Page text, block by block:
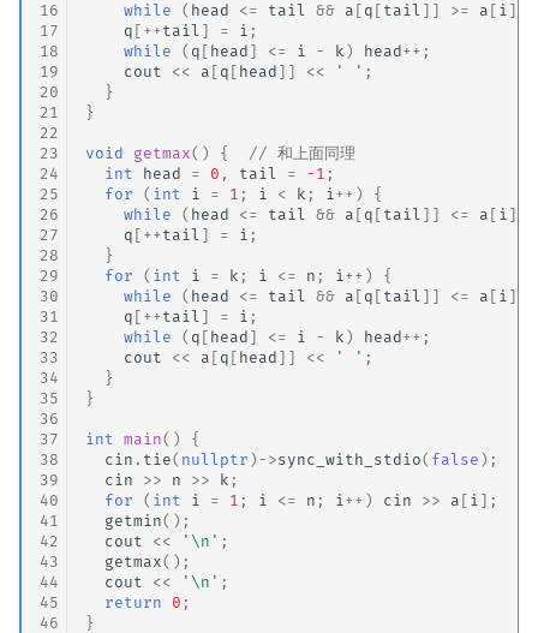
16
17
18
19
20
21
22
23
24
25
26
27
28
29
30
31
32
33
34
35
36
37
38
39
40
41
42
43
44
45
46
while
( head <= tail && a [ q [ tail ]] >= a [ i ])
q [ ++ tail ] = i ;
while
( q [ head ] <= i - k ) head++ ;
cout
<< a [ q [ head ]] << ' ' ;
}
}
void getmax() {
// 和上面同理
int
head = 0 , tail = -1 ;
for
( int i = 1 ; i < k ; i ++ )
{
while
( head <= tail && a [ q [ tail ]] <= a [ i ])
q [ ++ tail ] = i ;
}
for
( int i = k ; i <= n ; i ++ )
{
while
( head <= tail && a [ q [ tail ]] <= a [ i ])
q [ ++ tail ] = i ;
while
( q [ head ] <= i - k ) head++ ;
cout
<< a [ q [ head ]] << ' ' ;
}
}
int main()
{
cin . tie( nullptr ) ->sync_with_stdio( false );
cin
>> n >> k ;
for
( int i = 1 ; i <= n ; i ++ ) cin >> a [ i ];
getmin();
cout
<< '\n' ;
getmax();
cout
<< '\n' ;
return
0 ;
}